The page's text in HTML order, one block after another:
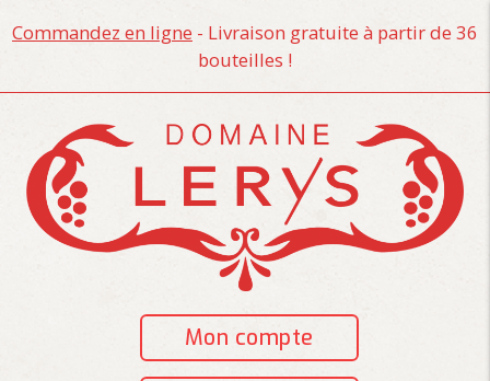
Commandez en ligne - Livraison gratuite à partir de 36
bouteilles !
Mon compte